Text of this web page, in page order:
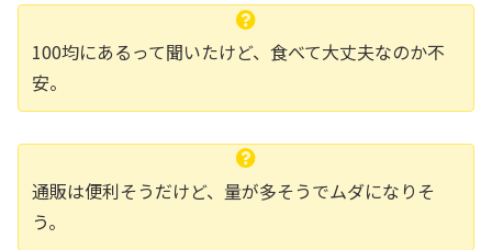
100均にあるって聞いたけど、食べて大丈夫なのか不
安。
通販は便利そうだけど、量が多そうでムダになりそ
う。